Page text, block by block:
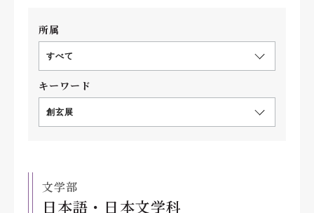
所属
すべて
キーワード
創玄展
文学部
日本語・日本文学科